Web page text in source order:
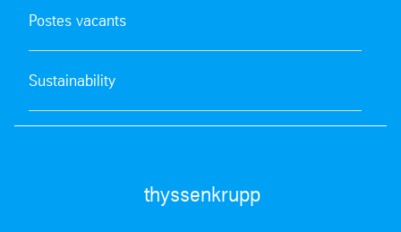
Postes vacants
Sustainability
thyssenkrupp